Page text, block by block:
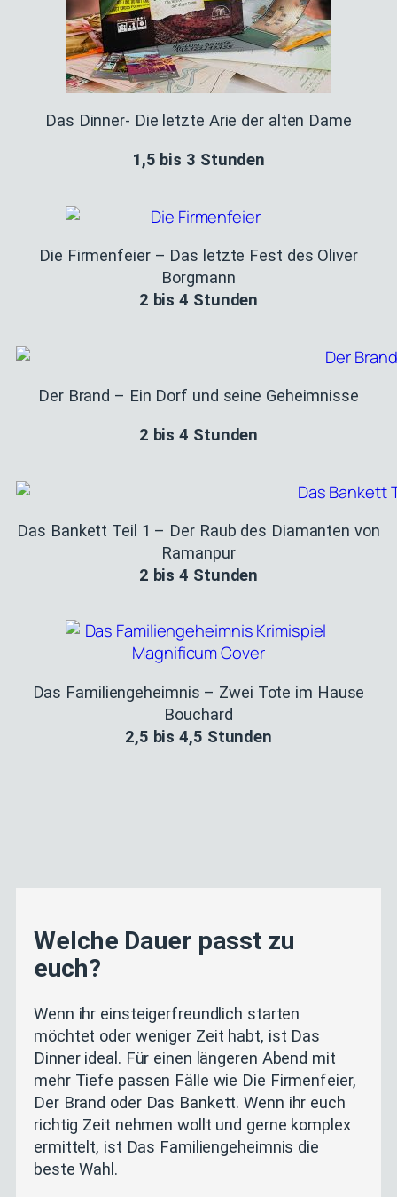
Das Dinner- Die letzte Arie der alten Dame
1,5 bis 3 Stunden
Die Firmenfeier – Das letzte Fest des Oliver
Borgmann
2 bis 4 Stunden
Der Brand – Ein Dorf und seine Geheimnisse
2 bis 4 Stunden
Das Bankett Teil 1 – Der Raub des Diamanten von
Ramanpur
2 bis 4 Stunden
Das Familiengeheimnis – Zwei Tote im Hause
Bouchard
2,5 bis 4,5 Stunden
Welche Dauer passt zu
euch?
Wenn ihr einsteigerfreundlich starten
möchtet oder weniger Zeit habt, ist Das
Dinner ideal. Für einen längeren Abend mit
mehr Tiefe passen Fälle wie Die Firmenfeier,
Der Brand oder Das Bankett. Wenn ihr euch
richtig Zeit nehmen wollt und gerne komplex
ermittelt, ist Das Familiengeheimnis die
beste Wahl.